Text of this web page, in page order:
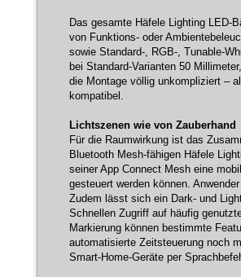
Das gesamte Häfele Lighting LED-
von Funktions- oder
sowie Standard-, RGB-, Tunable-
bei Standard-Varianten 50
die Montage völlig unkompliziert –
kompatibel.
Lichtszenen wie von Zauberhand
Für die Raumwirkung ist das
Bluetooth Mesh-fähigen Häfele
seiner App Connect Mesh eine
gesteuert werden können.
Zudem lässt sich ein Dark- und
Schnellen Zugriff auf häufig
Markierung können bestimmte
automatisierte Zeitsteuerung noch
Smart-Home-Geräte per